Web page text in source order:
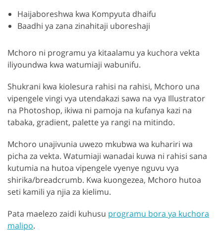
Haijaboreshwa kwa Kompyuta dhaifu
Baadhi ya zana zinahitaji uboreshaji
Mchoro ni programu ya kitaalamu ya kuchora vekta
iliyoundwa kwa watumiaji wabunifu.
Shukrani kwa kiolesura rahisi na rahisi, Mchoro una
vipengele vingi vya utendakazi sawa na vya Illustrator
na Photoshop, ikiwa ni pamoja na kufanya kazi na
tabaka, gradient, palette ya rangi na mitindo.
Mchoro unajivunia uwezo mkubwa wa kuhariri wa
picha za vekta. Watumiaji wanadai kuwa ni rahisi sana
kutumia na hutoa vipengele vyenye nguvu vya
shirika/breadcrumb. Kwa kuongezea, Mchoro hutoa
seti kamili ya njia za kielimu.
Pata maelezo zaidi kuhusu programu bora ya kuchora
malipo.